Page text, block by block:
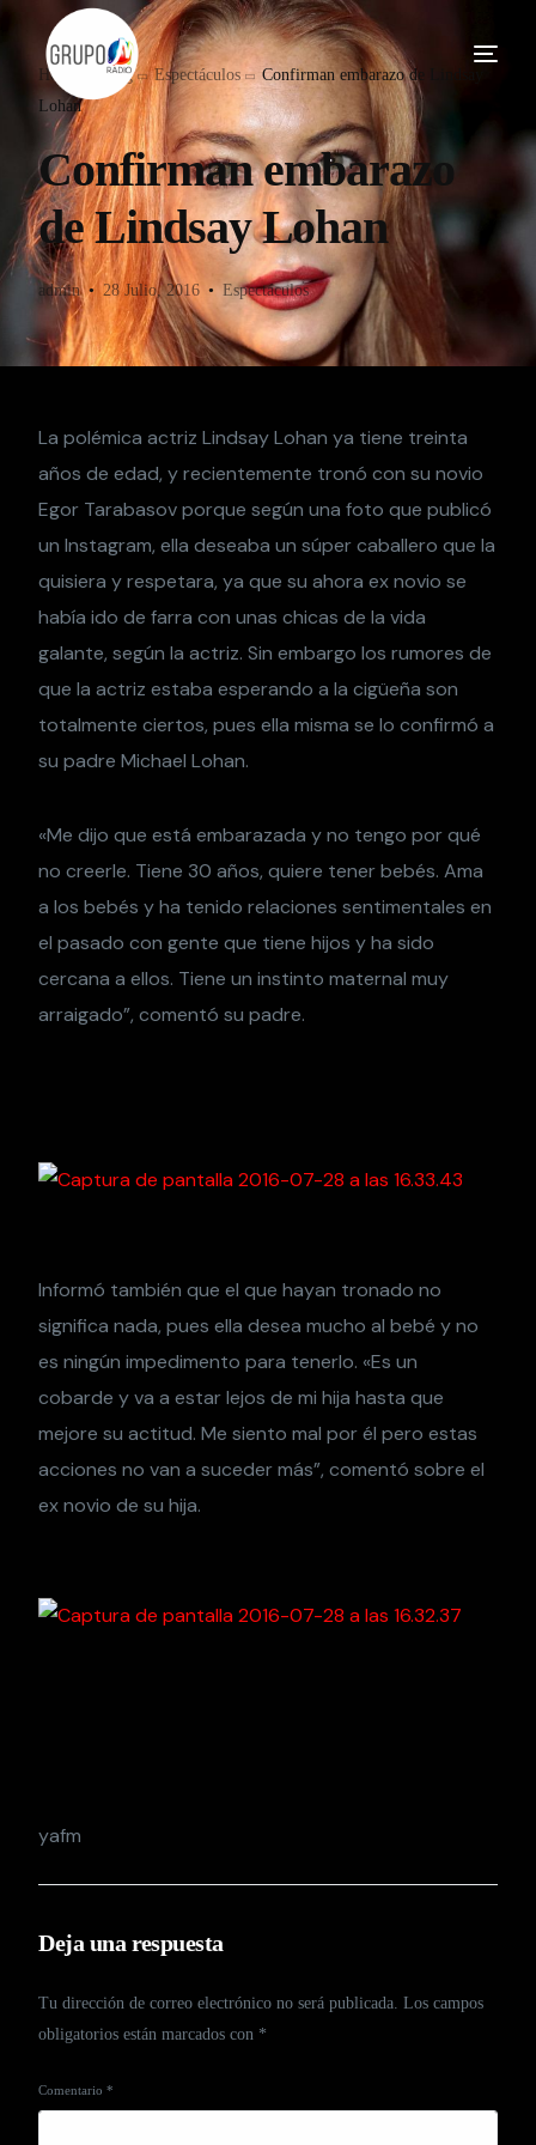
Home Blog Espectáculos
Confirman embarazo de Lindsay
Lohan
Confirman embarazo
de Lindsay Lohan
admin 28 Julio, 2016 Espectáculos
La polémica actriz Lindsay Lohan ya tiene treinta
años de edad, y recientemente tronó con su novio
Egor Tarabasov porque según una foto que publicó
un Instagram, ella deseaba un súper caballero que la
quisiera y respetara, ya que su ahora ex novio se
había ido de farra con unas chicas de la vida
galante, según la actriz. Sin embargo los rumores de
que la actriz estaba esperando a la cigüeña son
totalmente ciertos, pues ella misma se lo confirmó a
su padre Michael Lohan.
«Me dijo que está embarazada y no tengo por qué
no creerle. Tiene 30 años, quiere tener bebés. Ama
a los bebés y ha tenido relaciones sentimentales en
el pasado con gente que tiene hijos y ha sido
cercana a ellos. Tiene un instinto maternal muy
arraigado”, comentó su padre.
Informó también que el que hayan tronado no
significa nada, pues ella desea mucho al bebé y no
es ningún impedimento para tenerlo. «Es un
cobarde y va a estar lejos de mi hija hasta que
mejore su actitud. Me siento mal por él pero estas
acciones no van a suceder más”, comentó sobre el
ex novio de su hija.
yafm
Deja una respuesta
Tu dirección de correo electrónico no será publicada. Los campos
obligatorios están marcados con *
Comentario*